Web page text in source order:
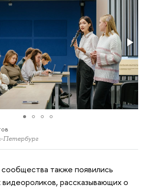
также появились
видеороликов, рассказывающих о